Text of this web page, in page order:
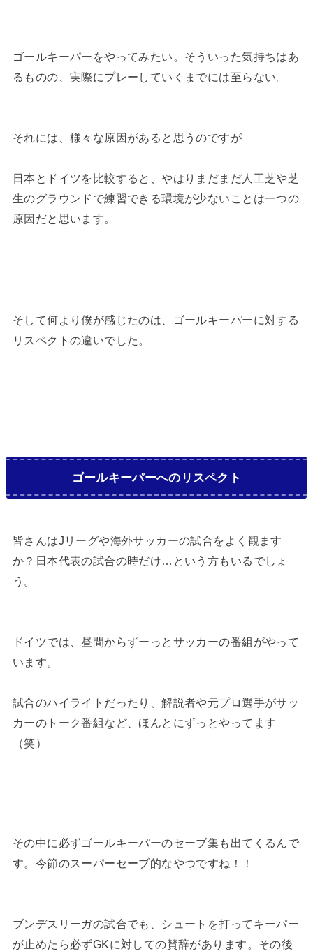
ゴールキーパーをやってみたい。そういった気持ちはあ
るものの、実際にプレーしていくまでには至らない。
それには、様々な原因があると思うのですが
日本とドイツを比較すると、やはりまだまだ人工芝や芝
生のグラウンドで練習できる環境が少ないことは一つの
原因だと思います。
そして何より僕が感じたのは、ゴールキーパーに対する
リスペクトの違いでした。
ゴールキーパーへのリスペクト
皆さんはJリーグや海外サッカーの試合をよく観ます
か？日本代表の試合の時だけ…という方もいるでしょ
う。
ドイツでは、昼間からずーっとサッカーの番組がやって
います。
試合のハイライトだったり、解説者や元プロ選手がサッ
カーのトーク番組など、ほんとにずっとやってます
（笑）
その中に必ずゴールキーパーのセーブ集も出てくるんで
す。今節のスーパーセーブ的なやつですね！！
ブンデスリーガの試合でも、シュートを打ってキーパー
が止めたら必ずGKに対しての賛辞があります。その後